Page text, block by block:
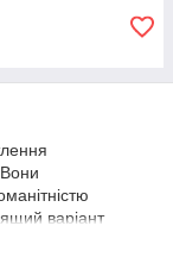
Вони
варіант